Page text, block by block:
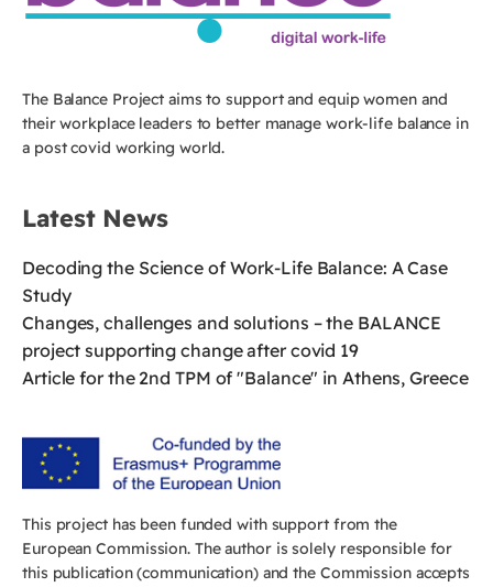
The Balance Project aims to support and equip women and
their workplace leaders to better manage work-life balance in
a post covid working world.
Latest News
Decoding the Science of Work-Life Balance: A Case
Study
Changes, challenges and solutions – the BALANCE
project supporting change after covid 19
Article for the 2nd TPM of "Balance" in Athens, Greece
This project has been funded with support from the
European Commission. The author is solely responsible for
this publication (communication) and the Commission accepts